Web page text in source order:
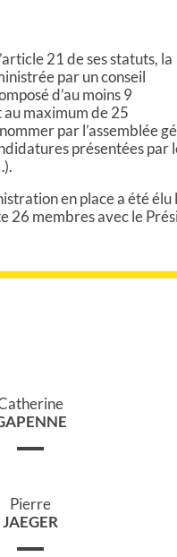
21 de ses statuts, la
par un conseil
d’au moins 9
maximum de 25
par l’assemblée
présentées par
en place a été élu
26 membres avec le
Pierre
JAEGER